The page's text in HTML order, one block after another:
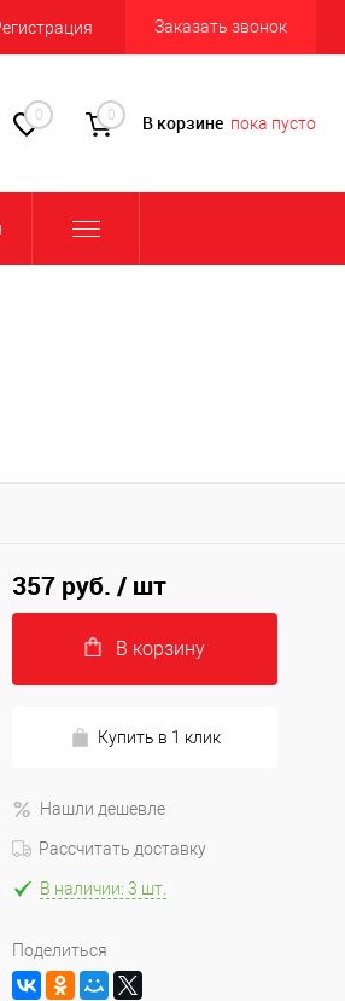
Заказать звонок
0 0 В корзине пока пусто
357 руб. / шт
В корзину
Купить в 1 клик
Нашли дешевле
Рассчитать доставку
В наличии: 3 шт.
Поделиться